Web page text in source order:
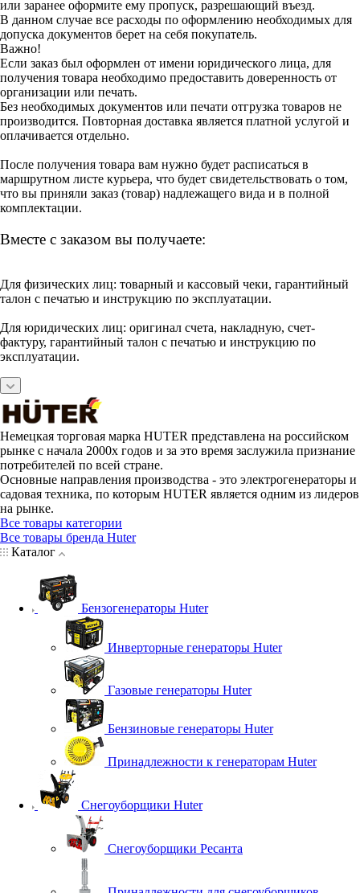
или заранее оформите ему пропуск, разрешающий въезд.
В данном случае все расходы по оформлению необходимых для
допуска документов берет на себя покупатель.
Важно!
Если заказ был оформлен от имени юридического лица, для
получения товара необходимо предоставить доверенность от
организации или печать.
Без необходимых документов или печати отгрузка товаров не
производится. Повторная доставка является платной услугой и
оплачивается отдельно.
После получения товара вам нужно будет расписаться в
маршрутном листе курьера, что будет свидетельствовать о том,
что вы приняли заказ (товар) надлежащего вида и в полной
комплектации.
Вместе с заказом вы получаете:
Для физических лиц: товарный и кассовый чеки, гарантийный
талон с печатью и инструкцию по эксплуатации.
Для юридических лиц: оригинал счета, накладную, счет-
фактуру, гарантийный талон с печатью и инструкцию по
эксплуатации.
Немецкая торговая марка HUTER представлена на российском
рынке с начала 2000х годов и за это время заслужила признание
потребителей по всей стране.
Основные направления производства - это электрогенераторы и
садовая техника, по которым HUTER является одним из лидеров
на рынке.
Все товары категории
Все товары бренда Huter
Каталог
Бензогенераторы Huter
Инверторные генераторы Huter
Газовые генераторы Huter
Бензиновые генераторы Huter
Принадлежности к генераторам Huter
Снегоуборщики Huter
Снегоуборщики Ресанта